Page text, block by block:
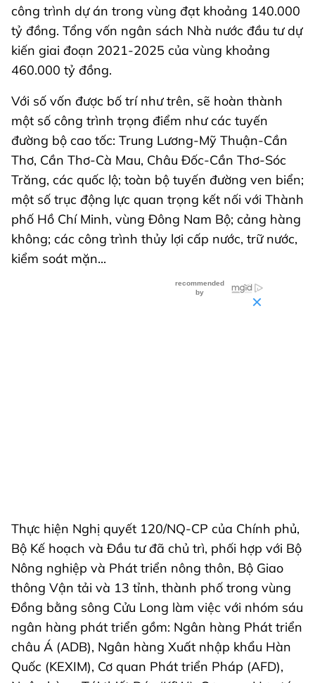
công trình dự án trong vùng đạt khoảng 140.000
tỷ đồng. Tổng vốn ngân sách Nhà nước đầu tư dự
kiến giai đoạn 2021-2025 của vùng khoảng
460.000 tỷ đồng.
Với số vốn được bố trí như trên, sẽ hoàn thành
một số công trình trọng điểm như các tuyến
đường bộ cao tốc: Trung Lương-Mỹ Thuận-Cần
Thơ, Cần Thơ-Cà Mau, Châu Đốc-Cần Thơ-Sóc
Trăng, các quốc lộ; toàn bộ tuyến đường ven biển;
một số trục động lực quan trọng kết nối với Thành
phố Hồ Chí Minh, vùng Đông Nam Bộ; cảng hàng
không; các công trình thủy lợi cấp nước, trữ nước,
kiểm soát mặn...
Thực hiện Nghị quyết 120/NQ-CP của Chính phủ,
Bộ Kế hoạch và Đầu tư đã chủ trì, phối hợp với Bộ
Nông nghiệp và Phát triển nông thôn, Bộ Giao
thông Vận tải và 13 tỉnh, thành phố trong vùng
Đồng bằng sông Cửu Long làm việc với nhóm sáu
ngân hàng phát triển gồm: Ngân hàng Phát triển
châu Á (ADB), Ngân hàng Xuất nhập khẩu Hàn
Quốc (KEXIM), Cơ quan Phát triển Pháp (AFD),